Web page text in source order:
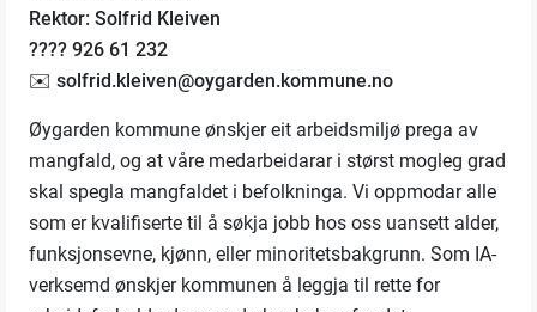
Rektor: Solfrid Kleiven
???? 926 61 232
✉️ solfrid.kleiven@oygarden.kommune.no
Øygarden kommune ønskjer eit arbeidsmiljø prega av
mangfald, og at våre medarbeidarar i størst mogleg grad
skal spegla mangfaldet i befolkninga. Vi oppmodar alle
som er kvalifiserte til å søkja jobb hos oss uansett alder,
funksjonsevne, kjønn, eller minoritetsbakgrunn. Som IA-
verksemd ønskjer kommunen å leggja til rette for